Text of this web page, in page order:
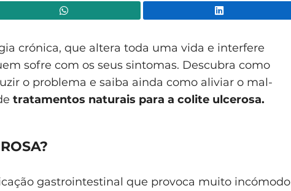
crónica, que altera toda uma vida e interfere
sofre com os seus sintomas. Descubra como
o problema e saiba ainda como aliviar o mal-
tratamentos naturais para a colite ulcerosa.
gastrointestinal que provoca muito incómodo